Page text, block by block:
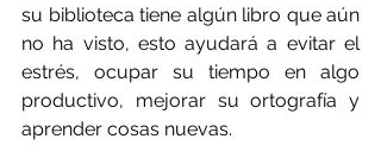
su biblioteca tiene algún libro que aún
no ha visto, esto ayudará a evitar el
estrés, ocupar su tiempo en algo
productivo, mejorar su ortografía y
aprender cosas nuevas.